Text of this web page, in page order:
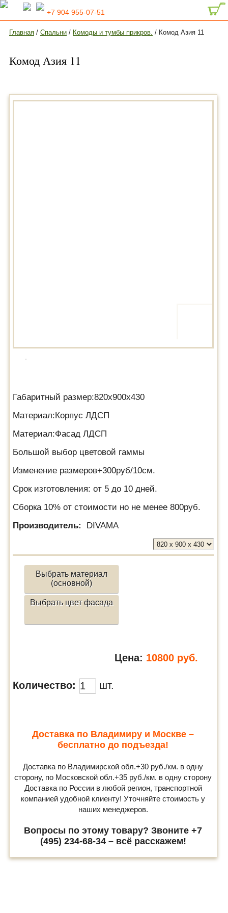
+7 904 955-07-51
Главная / Спальни / Комоды и тумбы прикров. / Комод Азия 11
Комод Азия 11
Габаритный размер:820х900х430
Материал:Корпус ЛДСП
Материал:Фасад ЛДСП
Большой выбор цветовой гаммы
Изменение размеров+300руб/10см.
Срок изготовления: от 5 до 10 дней.
Сборка 10% от стоимости но не менее 800руб.
Производитель:
DIVAMA
Выбрать материал
(основной)
Выбрать цвет фасада
Цена: 10800 руб.
Количество: шт.
Доставка по Владимиру и Москве –
бесплатно до подъезда!
Доставка по Владимирской обл.+30 руб./км. в одну
сторону, по Московской обл.+35 руб./км. в одну сторону
Доставка по России в любой регион, транспортной
компанией удобной клиенту! Уточняйте стоимость у
наших менеджеров.
Вопросы по этому товару? Звоните +7
(495) 234-68-34 – всё расскажем!